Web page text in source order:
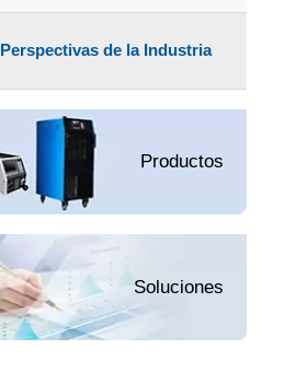
Perspectivas de la Industria
Productos
Soluciones